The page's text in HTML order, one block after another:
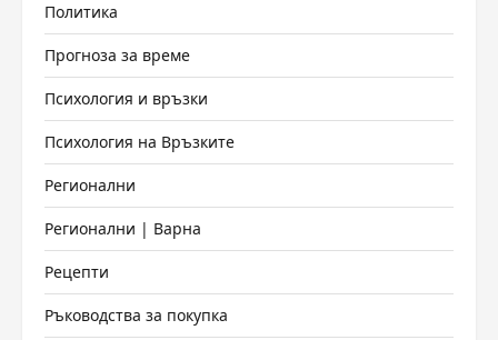
Политика
Прогноза за време
Психология и връзки
Психология на Връзките
Регионални
Регионални | Варна
Рецепти
Ръководства за покупка